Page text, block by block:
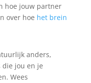
hoe jouw partner
over hoe het brein
anders,
jou en je
Wees